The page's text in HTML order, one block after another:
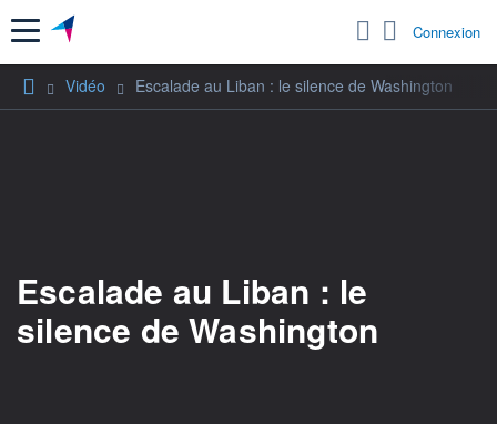
Menu Connexion
Vidéo Escalade au Liban : le silence de Washington
Escalade au Liban : le
silence de Washington